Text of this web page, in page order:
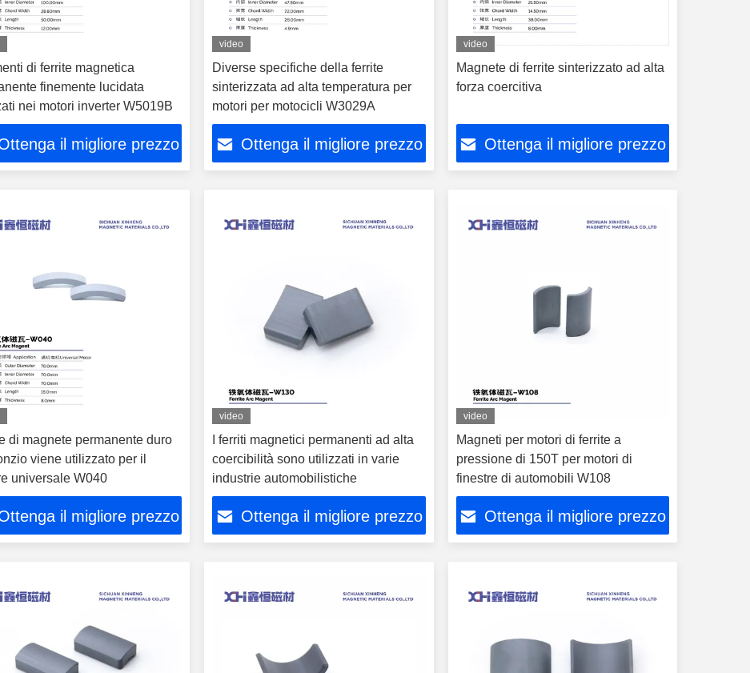
di ferrite magnetica
finemente lucidata
nei motori inverter W5019B
il migliore prezzo
video
Diverse specifiche della ferrite
sinterizzata ad alta temperatura per
motori per motocicli W3029A
Ottenga il migliore prezzo
video
Magnete di ferrite sinterizzato ad alta
forza coercitiva
Ottenga il migliore prezzo
di magnete permanente duro
viene utilizzato per il
universale W040
il migliore prezzo
video
I ferriti magnetici permanenti ad alta
coercibilità sono utilizzati in varie
industrie automobilistiche
Ottenga il migliore prezzo
video
Magneti per motori di ferrite a
pressione di 150T per motori di
finestre di automobili W108
Ottenga il migliore prezzo